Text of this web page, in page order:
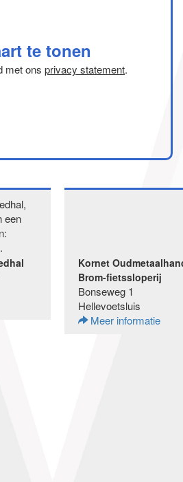
te tonen
met ons privacy statement.
een
Kornet
Brom-fietssloperij
Bonseweg 1
Hellevoetsluis
Meer informatie